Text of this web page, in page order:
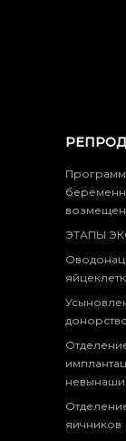
ЭТАПЫ
яичников